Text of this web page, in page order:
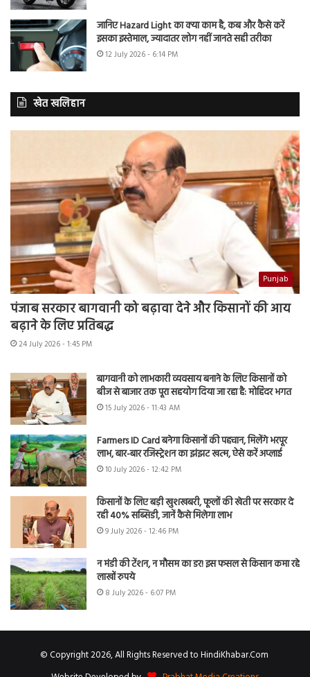
जानिए Hazard Light का क्या काम है, कब और कैसे करें
इसका इस्तेमाल, ज्यादातर लोग नहीं जानते सही तरीका
12 July 2026 - 6:14 PM
खेत खलिहान
Punjab
पंजाब सरकार बागवानी को बढ़ावा देने और किसानों की आय
बढ़ाने के लिए प्रतिबद्ध
24 July 2026 - 1:45 PM
बागवानी को लाभकारी व्यवसाय बनाने के लिए किसानों को
बीज से बाजार तक पूरा सहयोग दिया जा रहा है: मोहिंदर भगत
15 July 2026 - 11:43 AM
Farmers ID Card बनेगा किसानों की पहचान, मिलेंगे भरपूर
लाभ, बार-बार रजिस्ट्रेशन का झंझट खत्म, ऐसे करें अप्लाई
10 July 2026 - 12:42 PM
किसानों के लिए बड़ी खुशखबरी, फूलों की खेती पर सरकार दे
रही 40% सब्सिडी, जानें कैसे मिलेगा लाभ
9 July 2026 - 12:46 PM
न मंडी की टेंशन, न मौसम का डर! इस फसल से किसान कमा रहे
लाखों रुपये
8 July 2026 - 6:07 PM
© Copyright 2026, All Rights Reserved to HindiKhabar.Com